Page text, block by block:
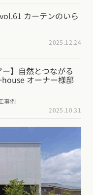
県宮崎県
鹿児島県
カーテンのいら
2025.12.24
ー】自然とつながる
オーナー様邸
事例
2025.10.31